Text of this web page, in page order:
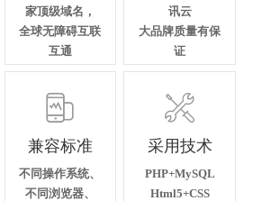
家顶级域名，
全球无障碍互联
互通
讯云
大品牌质量有保
证

兼容标准
不同操作系统、
不同浏览器、

采用技术
PHP+MySQL
Html5+CSS